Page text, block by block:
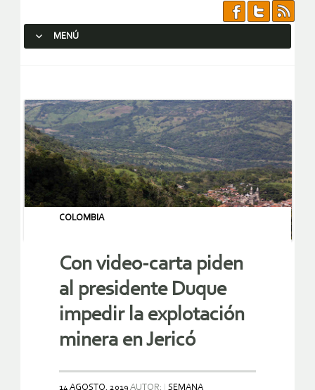
MENÚ
COLOMBIA
Con video-carta piden
al presidente Duque
impedir la explotación
minera en Jericó
14 AGOSTO, 2019 AUTOR:
SEMANA